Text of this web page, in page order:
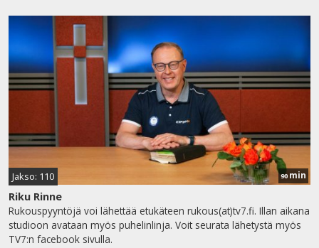
Jakso: 110 90 min
Riku Rinne
Rukouspyyntöjä voi lähettää etukäteen rukous(at)tv7.fi. Illan aikana
studioon avataan myös puhelinlinja. Voit seurata lähetystä myös
TV7:n facebook sivulla.